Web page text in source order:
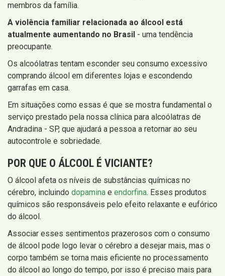
membros da família.
A violência familiar relacionada ao álcool está
atualmente aumentando no Brasil - uma tendência
preocupante.
Os alcoólatras tentam esconder seu consumo excessivo
comprando álcool em diferentes lojas e escondendo
garrafas em casa.
Em situações como essas é que se mostra fundamental o
serviço prestado pela nossa clínica para alcoólatras de
Andradina - SP, que ajudará a pessoa a retornar ao seu
autocontrole e sobriedade.
POR QUE O ÁLCOOL É VICIANTE?
O álcool afeta os níveis de substâncias químicas no
cérebro, incluindo dopamina e endorfina. Esses produtos
químicos são responsáveis ​​pelo efeito relaxante e eufórico
do álcool.
Associar esses sentimentos prazerosos com o consumo
de álcool pode logo levar o cérebro a desejar mais, mas o
corpo também se torna mais eficiente no processamento
do álcool ao longo do tempo, por isso é preciso mais para